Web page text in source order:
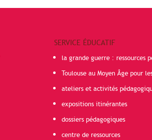
SERVICE ÉDUCATIF
la grande guerre : ressources
Toulouse au Moyen Âge pour
ateliers et activités
expositions itinérantes
dossiers pédagogiques
centre de ressources